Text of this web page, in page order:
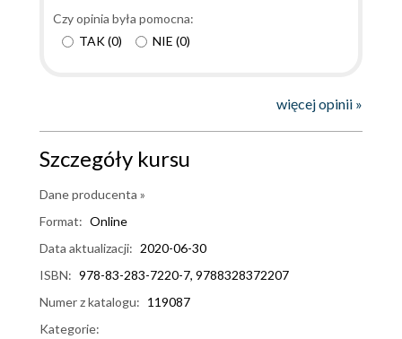
Czy opinia była pomocna:
TAK(0) NIE (0)
więcej opinii »
Szczegóły kursu
Dane producenta »
Format: Online
Data aktualizacji: 2020-06-30
ISBN: 978-83-283-7220-7, 9788328372207
Numer z katalogu: 119087
Kategorie: